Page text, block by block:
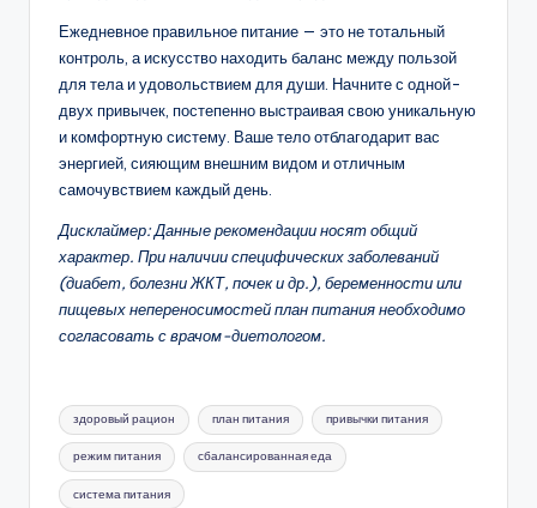
Ежедневное правильное питание — это не тотальный
контроль, а искусство находить баланс между пользой
для тела и удовольствием для души. Начните с одной-
двух привычек, постепенно выстраивая свою уникальную
и комфортную систему. Ваше тело отблагодарит вас
энергией, сияющим внешним видом и отличным
самочувствием каждый день.
Дисклаймер: Данные рекомендации носят общий
характер. При наличии специфических заболеваний
(диабет, болезни ЖКТ, почек и др.), беременности или
пищевых непереносимостей план питания необходимо
согласовать с врачом-диетологом.
Метки:
здоровый рацион план питания привычки питания
режим питания сбалансированная еда
система питания